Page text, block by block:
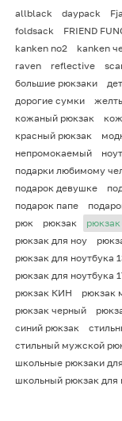
allblack daypack
foldsack
FRIEND
kanken no2
kanken
raven
reflective
большие рюкзаки
дорогие сумки
кожаный рюкзак
красный рюкзак
непромокаемый
подарки любимому
подарок девушке
подарок папе
рюк
рюкзак
рюкзак для ноу
рюкзак для ноутбука
рюкзак для ноутбука
рюкзак КИН
рюкзак
рюкзак черный
синий рюкзак
стильный мужской
школьные рюкзаки
школьный рюкзак для